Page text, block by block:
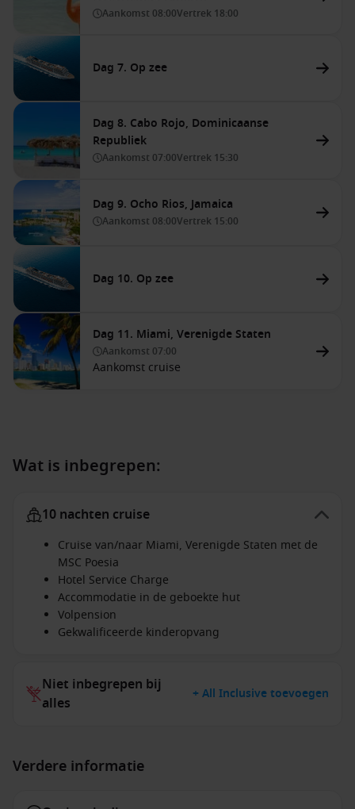
Aankomst 08:00Vertrek 18:00
Dag 7. Op zee
Dag 8. Cabo Rojo, Dominicaanse
Republiek
Aankomst 07:00Vertrek 15:30
Dag 9. Ocho Rios, Jamaica
Aankomst 08:00Vertrek 15:00
Dag 10. Op zee
Dag 11. Miami, Verenigde Staten
Aankomst 07:00
Aankomst cruise
Wat is inbegrepen:
10 nachten cruise
Cruise van/naar Miami, Verenigde Staten met de
MSC Poesia
Hotel Service Charge
Accommodatie in de geboekte hut
Volpension
Gekwalificeerde kinderopvang
Niet inbegrepen bij
alles
+ All Inclusive toevoegen
Verdere informatie